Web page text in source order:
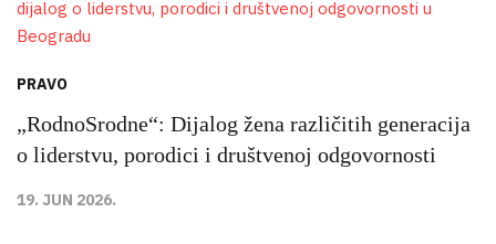
PRAVO
„RodnoSrodne“: Dijalog žena različitih generacija
o liderstvu, porodici i društvenoj odgovornosti
19. JUN 2026.